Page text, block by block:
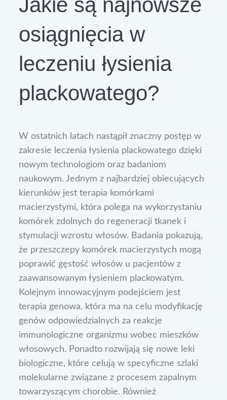
Jakie są najnowsze
osiągnięcia w
leczeniu łysienia
plackowatego?
W ostatnich latach nastąpił znaczny postęp w
zakresie leczenia łysienia plackowatego dzięki
nowym technologiom oraz badaniom
naukowym. Jednym z najbardziej obiecujących
kierunków jest terapia komórkami
macierzystymi, która polega na wykorzystaniu
komórek zdolnych do regeneracji tkanek i
stymulacji wzrostu włosów. Badania pokazują,
że przeszczepy komórek macierzystych mogą
poprawić gęstość włosów u pacjentów z
zaawansowanym łysieniem plackowatym.
Kolejnym innowacyjnym podejściem jest
terapia genowa, która ma na celu modyfikację
genów odpowiedzialnych za reakcje
immunologiczne organizmu wobec mieszków
włosowych. Ponadto rozwijają się nowe leki
biologiczne, które celują w specyficzne szlaki
molekularne związane z procesem zapalnym
towarzyszącym chorobie. Również